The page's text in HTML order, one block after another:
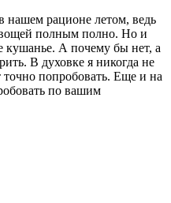
нашем рационе летом, ведь
полным полно. Но и
кушанье. А почему бы нет, а
В духовке я никогда не
попробовать. Еще и на
по вашим